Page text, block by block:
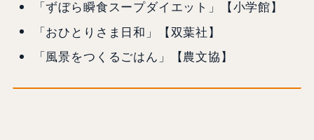
「ずぼら瞬食スープダイエット」【小学館】
「おひとりさま日和」【双葉社】
「風景をつくるごはん」【農文協】